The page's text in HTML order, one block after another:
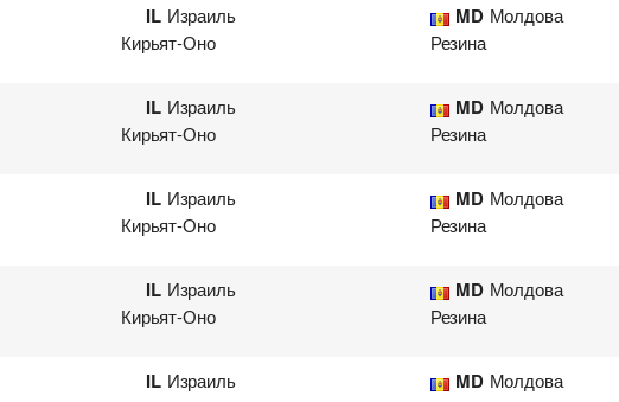
IL Израиль
Кирьят-Оно
MD Молдова
Резина
IL Израиль
Кирьят-Оно
MD Молдова
Резина
IL Израиль
Кирьят-Оно
MD Молдова
Резина
IL Израиль
Кирьят-Оно
MD Молдова
Резина
IL Израиль
MD Молдова